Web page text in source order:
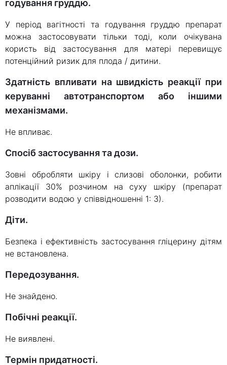
годування груддю.
У період вагітності та годування груддю препарат
можна застосовувати тільки тоді, коли очікувана
користь від застосування для матері перевищує
потенційний ризик для плода / дитини.
Здатність впливати на швидкість реакції при
керуванні автотранспортом або іншими
механізмами.
Не впливає.
Спосіб застосування та дози.
Зовні обробляти шкіру і слизові оболонки, робити
аплікації 30% розчином на суху шкіру (препарат
розводити водою у співвідношенні 1: 3).
Діти.
Безпека і ефективність застосування гліцерину дітям
не встановлена.
Передозування.
Не знайдено.
Побічні реакції.
Не виявлені.
Термін придатності.